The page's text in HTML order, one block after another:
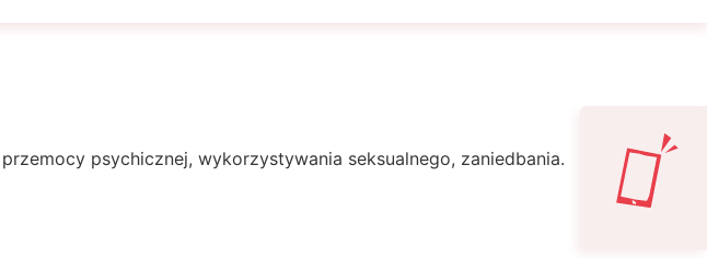
psychicznej, wykorzystywania seksualnego, zaniedbania.